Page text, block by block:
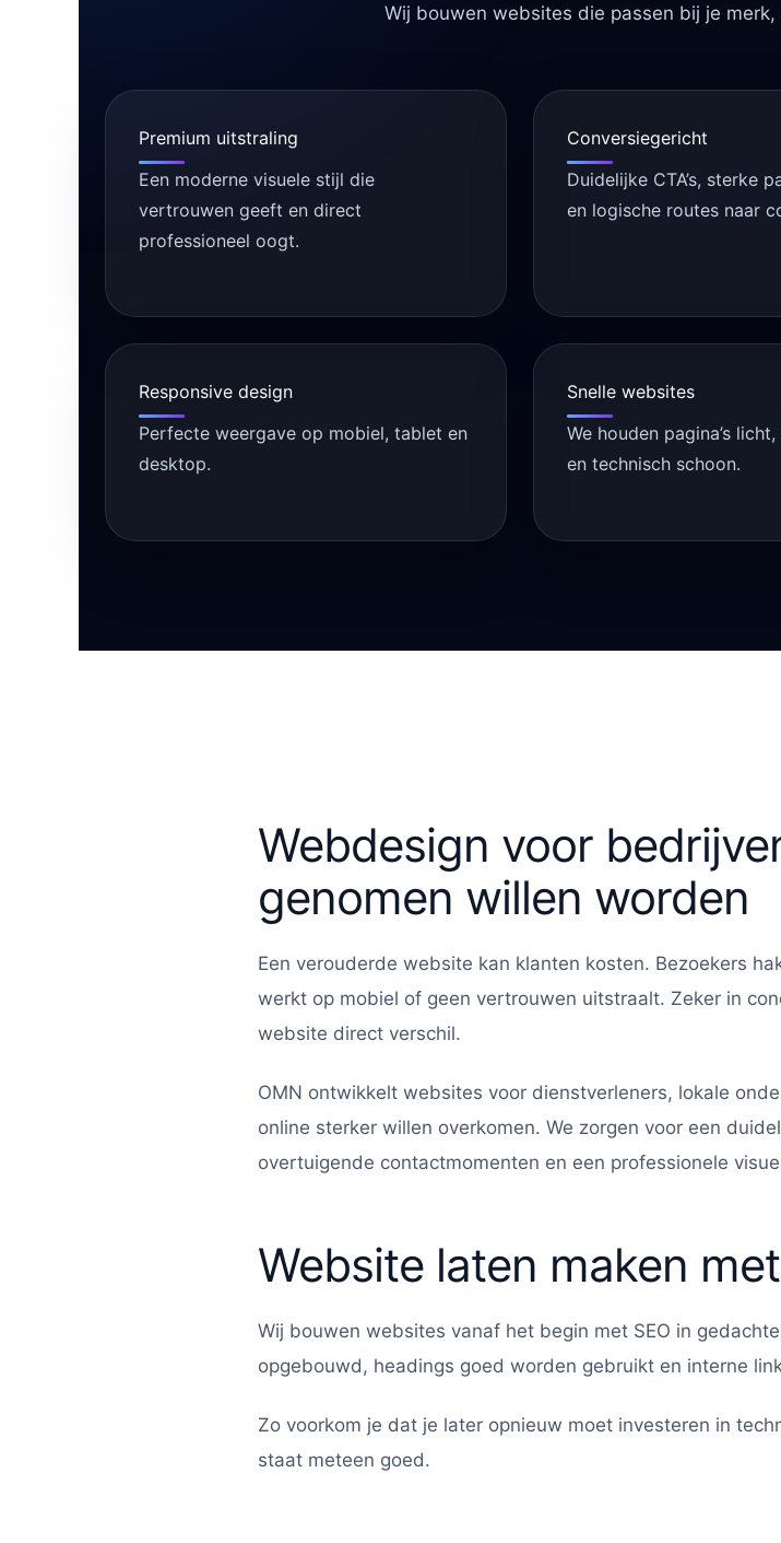
Wij bouwen websites die passen bij je
Premium uitstraling
Een moderne visuele stijl die
vertrouwen geeft en direct
professioneel oogt.
Conversiegericht
Duidelijke CTA’s, sterke
en logische routes naar
Responsive design
Perfecte weergave op mobiel, tablet en
desktop.
Snelle websites
We houden pagina’s
en technisch schoon.
Webdesign voor
genomen willen worden
Een verouderde website kan klanten kosten. Bezoekers
werkt op mobiel of geen vertrouwen uitstraalt. Zeker in
website direct verschil.
OMN ontwikkelt websites voor dienstverleners, lokale
online sterker willen overkomen. We zorgen voor een
overtuigende contactmomenten en een professionele
Website laten maken
Wij bouwen websites vanaf het begin met SEO in
opgebouwd, headings goed worden gebruikt en interne
Zo voorkom je dat je later opnieuw moet investeren in
staat meteen goed.